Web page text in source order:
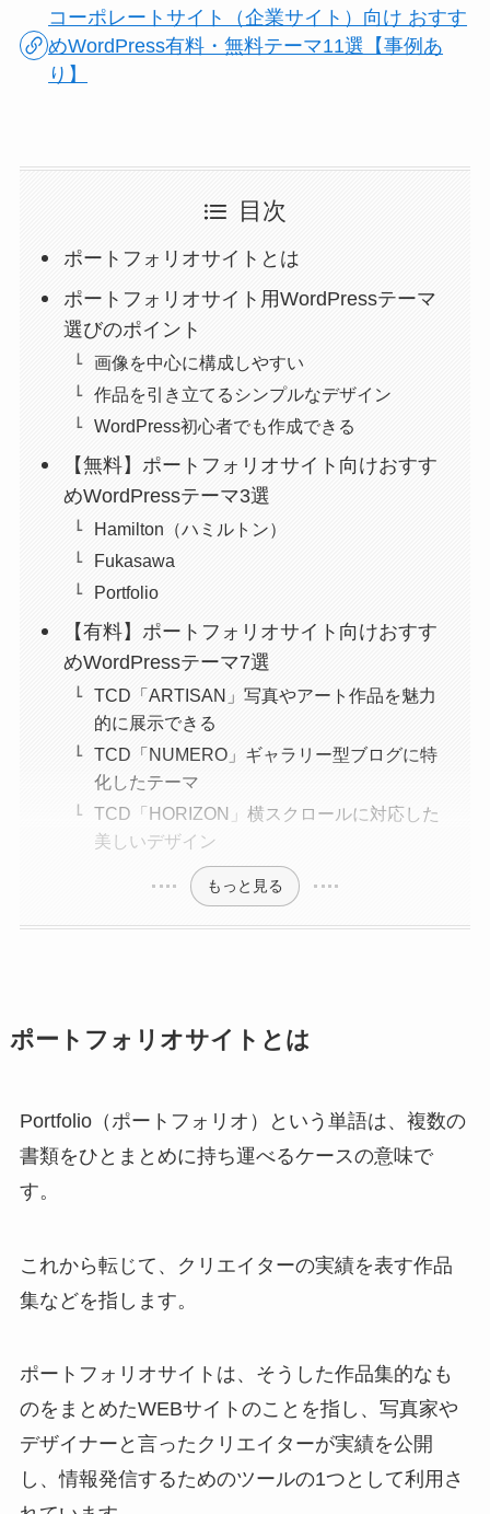
コーポレートサイト（企業サイト）向け おすす
めWordPress有料・無料テーマ11選【事例あ
り】
目次
ポートフォリオサイトとは
ポートフォリオサイト用WordPressテーマ
選びのポイント
画像を中心に構成しやすい
作品を引き立てるシンプルなデザイン
WordPress初心者でも作成できる
【無料】ポートフォリオサイト向けおすす
めWordPressテーマ3選
Hamilton（ハミルトン）
Fukasawa
Portfolio
【有料】ポートフォリオサイト向けおすす
めWordPressテーマ7選
TCD「ARTISAN」写真やアート作品を魅力
的に展示できる
TCD「NUMERO」ギャラリー型ブログに特
化したテーマ
TCD「HORIZON」横スクロールに対応した
美しいデザイン
もっと見る
ポートフォリオサイトとは
Portfolio（ポートフォリオ）という単語は、複数の
書類をひとまとめに持ち運べるケースの意味で
す。
これから転じて、クリエイターの実績を表す作品
集などを指します。
ポートフォリオサイトは、そうした作品集的なも
のをまとめたWEBサイトのことを指し、写真家や
デザイナーと言ったクリエイターが実績を公開
し、情報発信するためのツールの1つとして利用さ